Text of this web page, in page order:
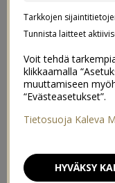
Tarkkojen
Tunnista laitteet
Voit tehdä
klikkaamalla
muuttamiseen
“Evästeasetukset”.
Tietosuoja Kaleva
HYVÄKSY